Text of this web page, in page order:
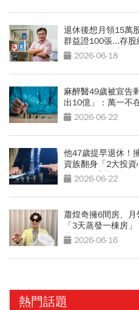
退休後想月領15萬
群益證100張...存
盯盤睡覺也照賺
2026-06-18
麻醉醫49歲被宣告
出10億」：萬一不
一生2026-06-22
他47歲提早退休！
資族翻身「2大投
能滾出2千萬
2026-06-22
蕭煌奇擁6間房、
「3天蒸發一棟房
法 2026-06-16
熱門話題